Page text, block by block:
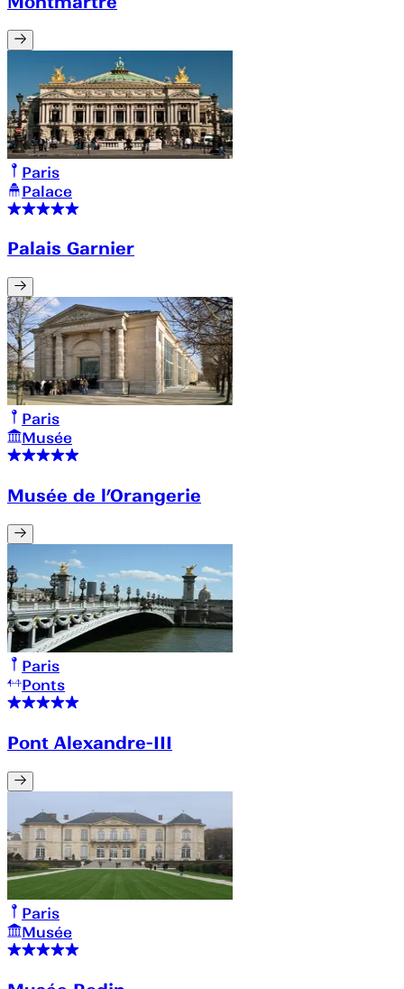
Paris
Palace
Palais Garnier
Paris
Musée
Musée de l’Orangerie
Paris
Ponts
Pont Alexandre-III
Paris
Musée